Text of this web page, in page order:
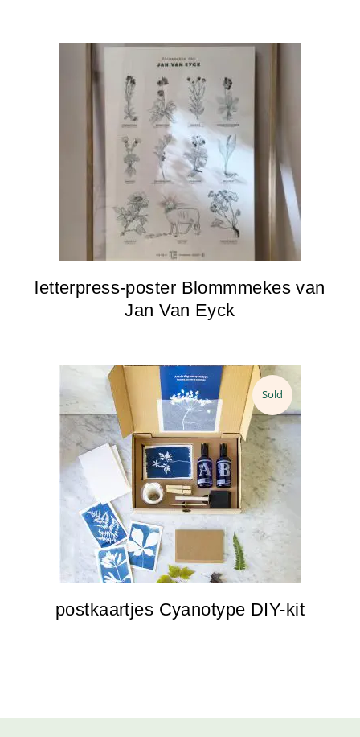
letterpress-poster Blommmekes van
Jan Van Eyck
Sold
postkaartjes Cyanotype DIY-kit